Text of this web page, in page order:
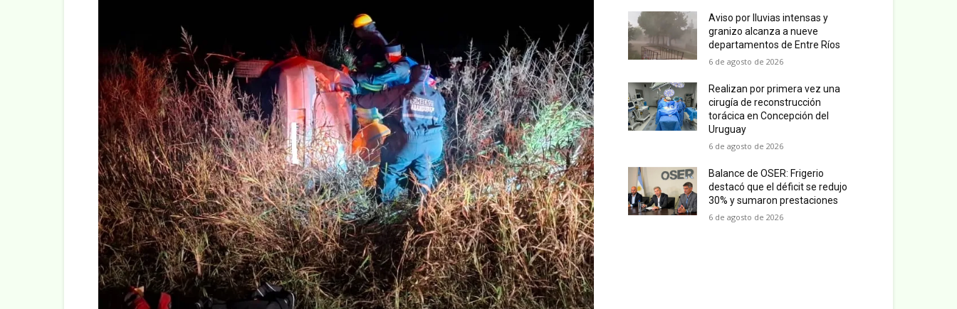
Aviso por lluvias intensas y
granizo alcanza a nueve
departamentos de Entre Ríos
6 de agosto de 2026
Realizan por primera vez una
cirugía de reconstrucción
torácica en Concepción del
Uruguay
6 de agosto de 2026
Balance de OSER: Frigerio
destacó que el déficit se redujo
30% y sumaron prestaciones
6 de agosto de 2026